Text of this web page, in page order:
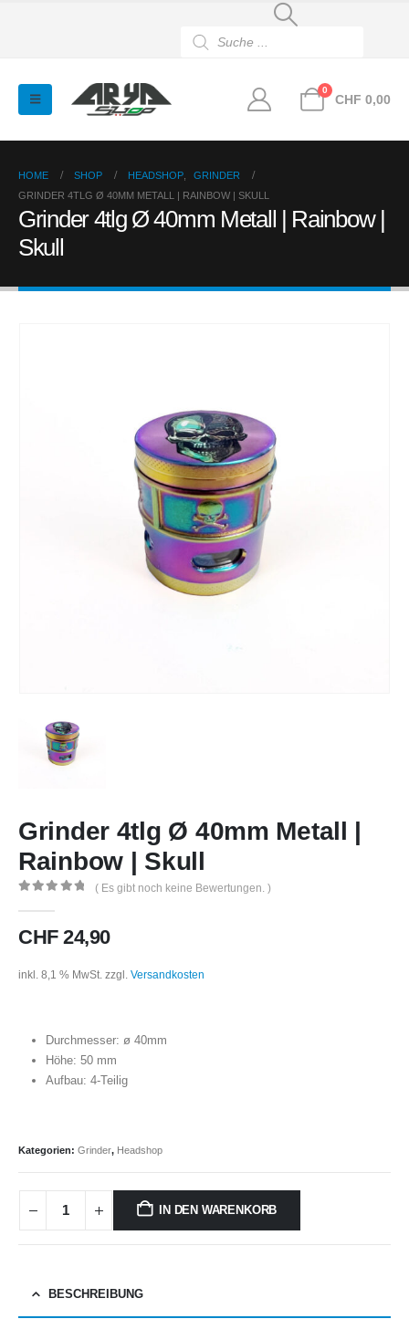
search
0
CHF 0,00
HOME SHOP HEADSHOP
GRINDER
GRINDER 4TLG Ø 40MM METALL | RAINBOW | SKULL
Grinder 4tlg Ø 40mm Metall | Rainbow |
Skull
Grinder 4tlg Ø 40mm Metall |
Rainbow | Skull
( Es gibt noch keine Bewertungen. )
CHF24,90
inkl. 8,1 % MwSt. zzgl. Versandkosten
Durchmesser: ø 40mm
Höhe: 50 mm
Aufbau: 4-Teilig
Kategorien: Grinder, Headshop
IN DEN WARENKORB
BESCHREIBUNG